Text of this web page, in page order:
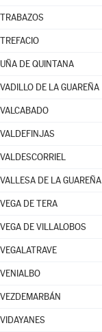
TRABAZOS
TREFACIO
UÑA DE QUINTANA
VADILLO DE LA GUAREÑA
VALCABADO
VALDEFINJAS
VALDESCORRIEL
VALLESA DE LA GUAREÑA
VEGA DE TERA
VEGA DE VILLALOBOS
VEGALATRAVE
VENIALBO
VEZDEMARBÁN
VIDAYANES